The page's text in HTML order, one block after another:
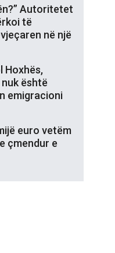
Autoritetet
të
në një
Hoxhës,
është
emigracioni
euro vetëm
çmendur e